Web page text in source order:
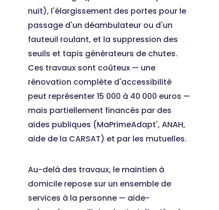
nuit), l'élargissement des portes pour le
passage d'un déambulateur ou d'un
fauteuil roulant, et la suppression des
seuils et tapis générateurs de chutes.
Ces travaux sont coûteux — une
rénovation complète d'accessibilité
peut représenter 15 000 à 40 000 euros —
mais partiellement financés par des
aides publiques (MaPrimeAdapt', ANAH,
aide de la CARSAT) et par les mutuelles.
Au-delà des travaux, le maintien à
domicile repose sur un ensemble de
services à la personne — aide-